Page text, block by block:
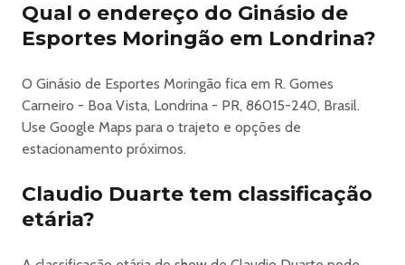
Qual o endereço do Ginásio de
Esportes Moringão em Londrina?
O Ginásio de Esportes Moringão fica em R. Gomes
Carneiro - Boa Vista, Londrina - PR, 86015-240, Brasil.
Use Google Maps para o trajeto e opções de
estacionamento próximos.
Claudio Duarte tem classificação
etária?